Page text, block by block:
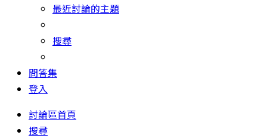
最近討論的主題
搜尋
問答集
登入
討論區首頁
搜尋